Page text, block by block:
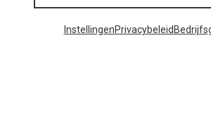
InstellingenPrivacybeleid